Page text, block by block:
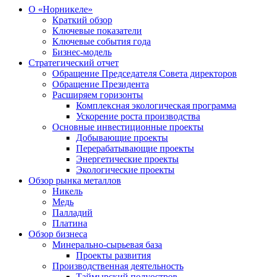
О «Норникеле»
Краткий обзор
Ключевые показатели
Ключевые события года
Бизнес-модель
Стратегический отчет
Обращение Председателя Совета директоров
Обращение Президента
Расширяем горизонты
Комплексная экологическая программа
Ускорение роста производства
Основные инвестиционные проекты
Добывающие проекты
Перерабатывающие проекты
Энергетические проекты
Экологические проекты
Обзор рынка металлов
Никель
Медь
Палладий
Платина
Обзор бизнеса
Минерально-сырьевая база
Проекты развития
Производственная деятельность